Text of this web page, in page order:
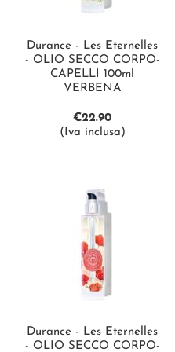
Durance - Les Eternelles
- OLIO SECCO CORPO-
CAPELLI 100ml
VERBENA
€22.90
(Iva inclusa)
Durance - Les Eternelles
- OLIO SECCO CORPO-